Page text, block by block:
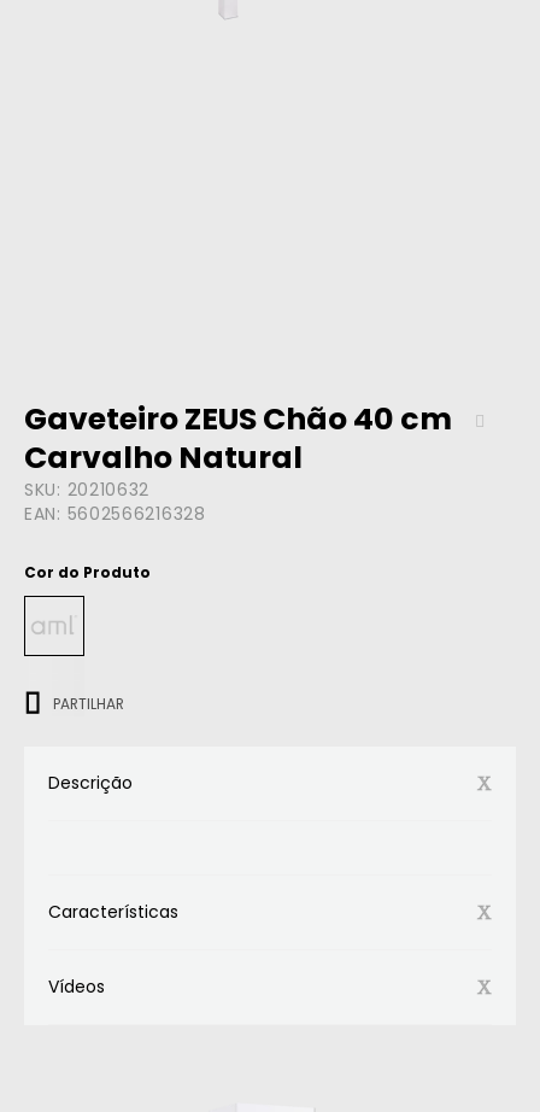
Gaveteiro ZEUS Chão 40 cm
Carvalho Natural
SKU: 20210632
EAN: 5602566216328
Cor do Produto
PARTILHAR
Descrição
Características
Vídeos